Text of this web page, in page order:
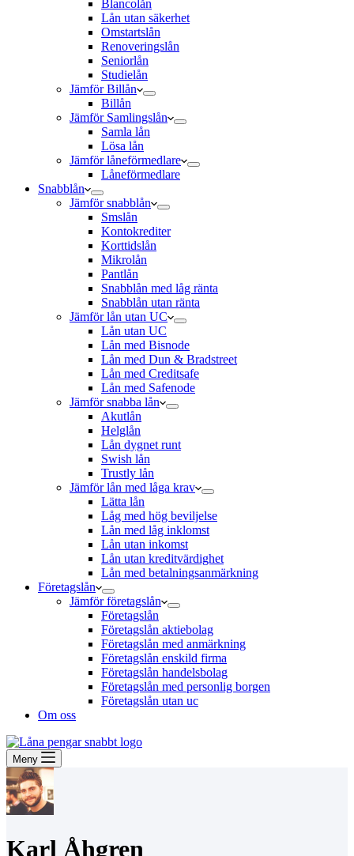
Blancolån
Lån utan säkerhet
Omstartslån
Renoveringslån
Seniorlån
Studielån
Jämför Billån
Billån
Jämför Samlingslån
Samla lån
Lösa lån
Jämför låneförmedlare
Låneförmedlare
Snabblån
Jämför snabblån
Smslån
Kontokrediter
Korttidslån
Mikrolån
Pantlån
Snabblån med låg ränta
Snabblån utan ränta
Jämför lån utan UC
Lån utan UC
Lån med Bisnode
Lån med Dun & Bradstreet
Lån med Creditsafe
Lån med Safenode
Jämför snabba lån
Akutlån
Helglån
Lån dygnet runt
Swish lån
Trustly lån
Jämför lån med låga krav
Lätta lån
Låg med hög beviljelse
Lån med låg inklomst
Lån utan inkomst
Lån utan kreditvärdighet
Lån med betalningsanmärkning
Företagslån
Jämför företagslån
Företagslån
Företagslån aktiebolag
Företagslån med anmärkning
Företagslån enskild firma
Företagslån handelsbolag
Företagslån med personlig borgen
Företagslån utan uc
Om oss
Meny
Karl Åhgren